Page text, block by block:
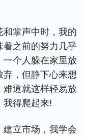
掌声中时，我的
着之前的努力几乎
个人躲在家里放
弃，但静下心来想
道就这样轻易放
我得爬起来!
立市场，我学会